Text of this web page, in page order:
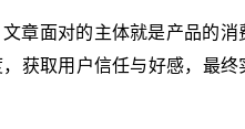
章面对的主体就是产品的
获取用户信任与好感，最